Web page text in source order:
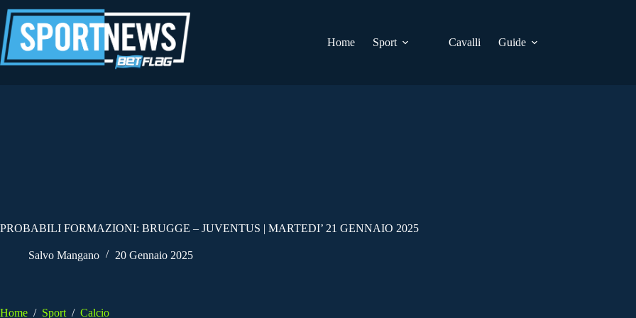
al
contenuto
Home
Sport Cavalli Guide
PROBABILI FORMAZIONI: BRUGGE – JUVENTUS | MARTEDI’ 21 GENNAIO 2025
Salvo Mangano 20 Gennaio 2025
Home / Sport / Calcio